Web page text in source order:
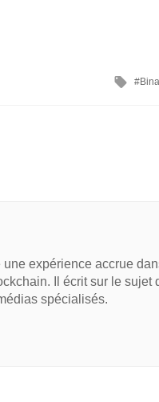
expérience accrue
Il écrit sur le sujet
spécialisés.